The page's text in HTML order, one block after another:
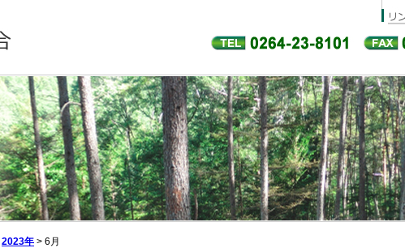
2023年 > 6月